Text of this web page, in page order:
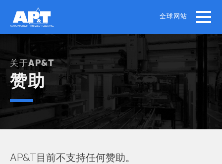
main
全球网站
关于AP&T
赞助
AP&T目前不支持任何赞助。